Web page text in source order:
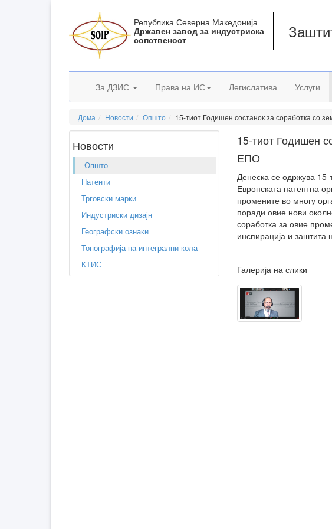
Република Северна Македонија
Државен завод за индустриска
сопственост
За ДЗИС Права на ИС Легислатива Услуги
Дома Новости Општо 15-тиот Годишен состанок за соработка со
Новости
Општо
Патенти
Трговски марки
Индустриски дизајн
Географски ознаки
Топографија на интегрални кола
КТИС
15-тиот Годишен
ЕПО
Денеска се одржува 15-
Европската патентна
промените во многу
поради овие нови
соработка за овие
инспирација и заштита
Галерија на слики